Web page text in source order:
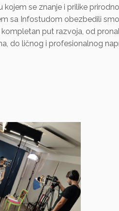
kojem se znanje i prilike
sa Infostudom obezbedili
put razvoja, od
do ličnog i profesionalnog